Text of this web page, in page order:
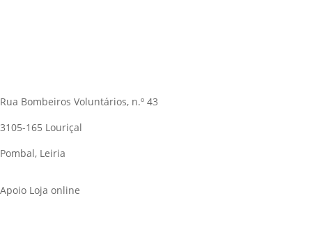
Rua Bombeiros Voluntários, n.º 43
3105-165 Louriçal
Pombal, Leiria
Apoio Loja online